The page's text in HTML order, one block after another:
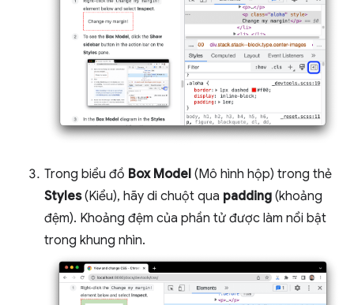
Trong biểu đồ Box Model (Mô hình hộp) trong thẻ
Styles(Kiểu), hãy di chuột qua padding (khoảng
đệm). Khoảng đệm của phần tử được làm nổi bật
trong khung nhìn.